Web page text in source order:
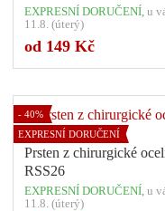
EXPRESNÍ DORUČENÍ, u
11.8. (úterý)
od 149 KčPočet variant: 1
- 40%
EXPRESNÍ DORUČENÍ
Prsten z chirurgické
RSS26
EXPRESNÍ DORUČENÍ, u
11.8. (úterý)